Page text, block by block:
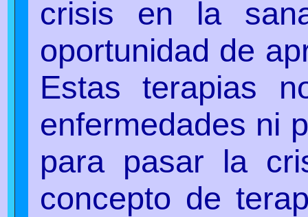
crisis en la
oportunidad de
Estas terapias
enfermedades ni
para pasar la
concepto de